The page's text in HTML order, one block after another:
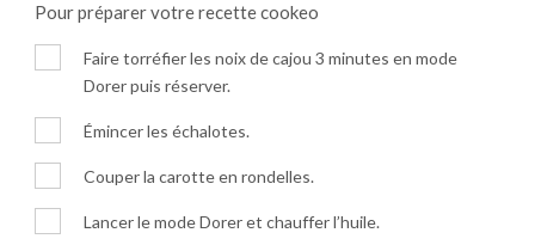
Pour préparer votre recette cookeo
Faire torréfier les noix de cajou 3 minutes en mode
Dorer puis réserver.
Émincer les échalotes.
Couper la carotte en rondelles.
Lancer le mode Dorer et chauffer l’huile.